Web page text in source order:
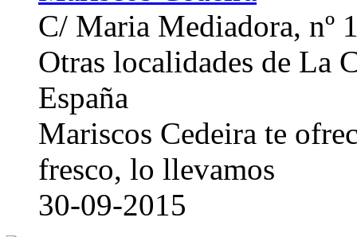
C/ Maria Mediadora, nº
Otras localidades de La
España
Mariscos Cedeira te
fresco, lo llevamos
30-09-2015